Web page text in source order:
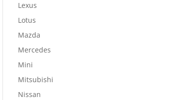
Lexus
Lotus
Mazda
Mercedes
Mini
Mitsubishi
Nissan